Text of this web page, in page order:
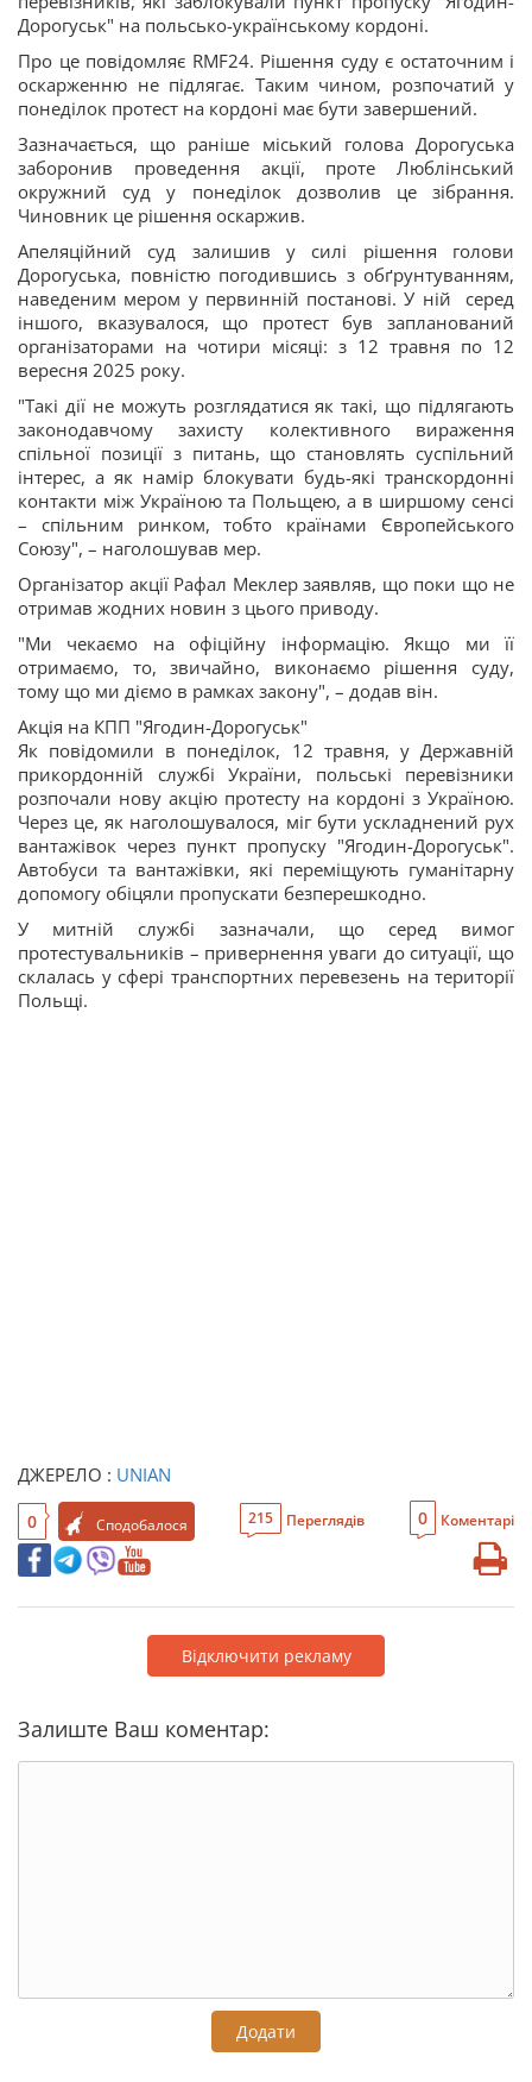
Дорогуськ" на польсько-українському кордоні.
Про це повідомляє RMF24. Рішення суду є остаточним і
оскарженню не підлягає. Таким чином, розпочатий у
понеділок протест на кордоні має бути завершений.
Зазначається, що раніше міський голова Дорогуська
заборонив проведення акції, проте Люблінський
окружний суд у понеділок дозволив це зібрання.
Чиновник це рішення оскаржив.
Апеляційний суд залишив у силі рішення голови
Дорогуська, повністю погодившись з обґрунтуванням,
наведеним мером у первинній постанові. У ній серед
іншого, вказувалося, що протест був запланований
організаторами на чотири місяці: з 12 травня по 12
вересня 2025 року.
"Такі дії не можуть розглядатися як такі, що підлягають
законодавчому захисту колективного вираження
спільної позиції з питань, що становлять суспільний
інтерес, а як намір блокувати будь-які транскордонні
контакти між Україною та Польщею, а в ширшому сенсі
– спільним ринком, тобто країнами Європейського
Союзу", – наголошував мер.
Організатор акції Рафал Меклер заявляв, що поки що не
отримав жодних новин з цього приводу.
"Ми чекаємо на офіційну інформацію. Якщо ми її
отримаємо, то, звичайно, виконаємо рішення суду,
тому що ми діємо в рамках закону", – додав він.
Акція на КПП "Ягодин-Дорогуськ"
Як повідомили в понеділок, 12 травня, у Державній
прикордонній службі України, польські перевізники
розпочали нову акцію протесту на кордоні з Україною.
Через це, як наголошувалося, міг бути ускладнений рух
вантажівок через пункт пропуску "Ягодин-Дорогуськ".
Автобуси та вантажівки, які переміщують гуманітарну
допомогу обіцяли пропускати безперешкодно.
У митній службі зазначали, що серед вимог
протестувальників – привернення уваги до ситуації, що
склалась у сфері транспортних перевезень на території
Польщі.
ДЖЕРЕЛО : UNIAN
0 Сподобалося 215 Переглядів 0 Коментарі
Відключити рекламу
Залиште Ваш коментар:
Додати